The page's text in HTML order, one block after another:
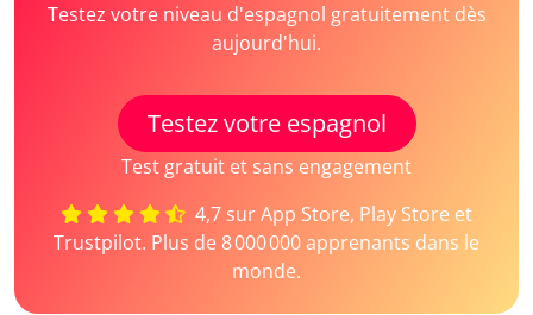
Testez votre niveau d'espagnol gratuitement dès
aujourd'hui.
Testez votre espagnol
Test gratuit et sans engagement
4,7 sur App Store, Play Store et
Trustpilot. Plus de 8 000 000 apprenants dans le
monde.